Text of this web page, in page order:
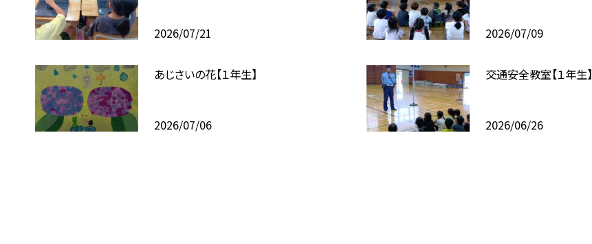
2026/07/21 2026/07/09
あじさいの花【１年生】
2026/07/06
交通安全教室【１年生】
2026/06/26